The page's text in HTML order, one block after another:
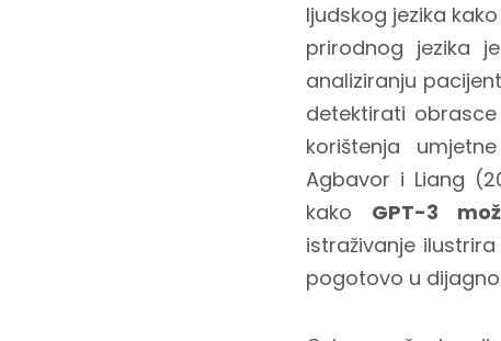
ljudskog jezika
prirodnog jezika
analiziranju
detektirati
korištenja
Agbavor i Liang
kako GPT-3
istraživanje
pogotovo u